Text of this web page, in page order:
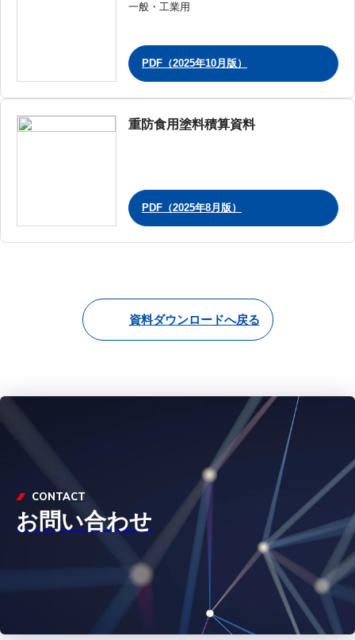
一般・工業用
PDF（2025年10月版）
重防食用塗料積算資料
PDF（2025年8月版）
資料ダウンロードへ戻る
CONTACT
お問い合わせ